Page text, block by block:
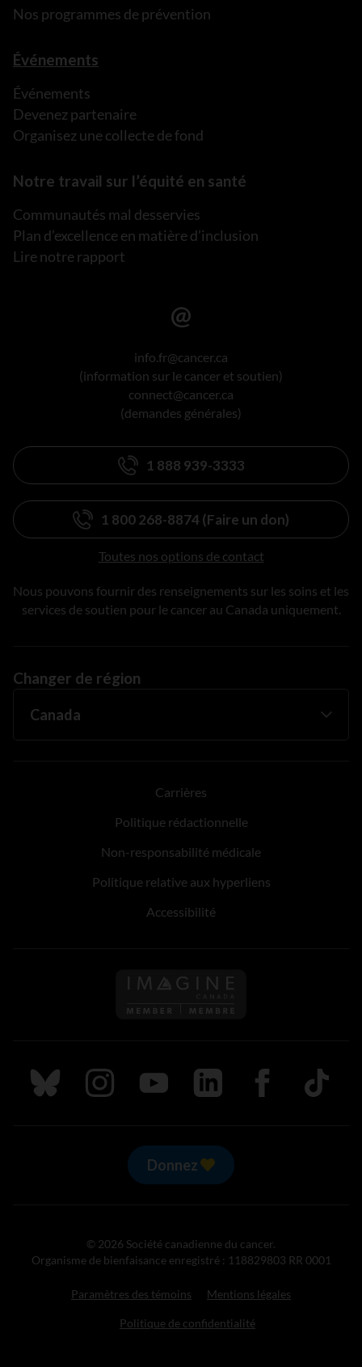
Nos programmes de prévention
Événements
Événements
Devenez partenaire
Organisez une collecte de fond
Notre travail sur l’équité en santé
Communautés mal desservies
Plan d’excellence en matière d’inclusion
Lire notre rapport
info.fr@cancer.ca
(information sur le cancer et soutien)
connect@cancer.ca
(demandes générales)
1 888 939-3333
1 800 268-8874 (Faire un don)
Toutes nos options de contact
Nous pouvons fournir des renseignements sur les soins et les
services de soutien pour le cancer au Canada uniquement.
Changer de région
Carrières
Politique rédactionnelle
Non-responsabilité médicale
Politique relative aux hyperliens
Accessibilité
Suivez nous sur Bluesky
Suivez nous sur Instagram
Suivez nous sur Youtube
Suivez nous sur LinkedIn
Suivez nous sur
TikTok
Donnez
© 2026 Société canadienne du cancer.
Organisme de bienfaisance enregistré : 118829803 RR 0001
Paramètres des témoins Mentions légales
Politique de confidentialité